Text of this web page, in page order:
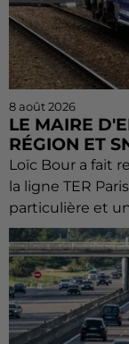
8 août 2026
LE MAIRE
RÉGION ET
Loïc Bour a fait
la ligne TER
particulière et